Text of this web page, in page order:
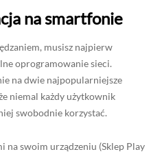
na smartfonie
musisz najpierw
oprogramowanie sieci.
na dwie najpopularniejsze
niemal każdy użytkownik
swobodnie korzystać.
na swoim urządzeniu (Sklep Play